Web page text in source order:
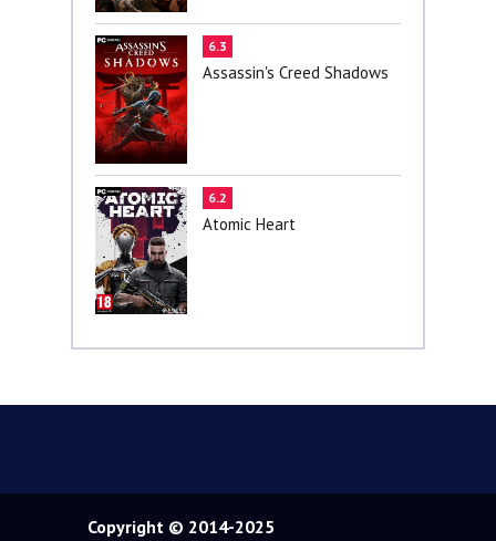
6.3
Assassin's Creed Shadows
6.2
Atomic Heart
Copyright © 2014-2025